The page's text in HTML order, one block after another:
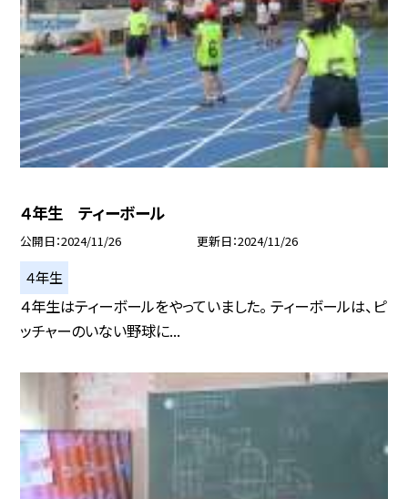
４年生 ティーボール
公開日 2024/11/26 更新日 2024/11/26
４年生
４年生はティーボールをやっていました。 ティーボールは、ピ
ッチャーのいない野球に...